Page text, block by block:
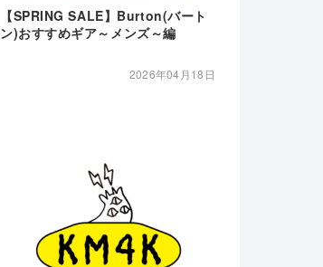
【SPRING SALE】Burton(バート
ン)おすすめギア～メンズ～編
2026年04月18日